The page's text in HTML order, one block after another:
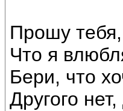
Прошу
Что я
Бери, что
Другого